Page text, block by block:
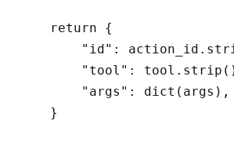
    return {
"id":
"tool":
        "args": dict(args),
    }